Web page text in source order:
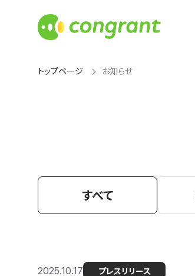
トップページ お知らせ
すべて
2025.10.17 プレスリリース